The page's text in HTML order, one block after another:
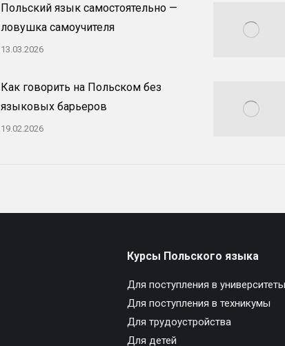
Польский язык самостоятельно —
ловушка самоучителя
13.03.2026
Как говорить на Польском без
языковых барьеров
19.02.2026
Курсы Польского языка
Для поступления в университеты
Для поступления в техникумы
Для трудоустройства
Для детей